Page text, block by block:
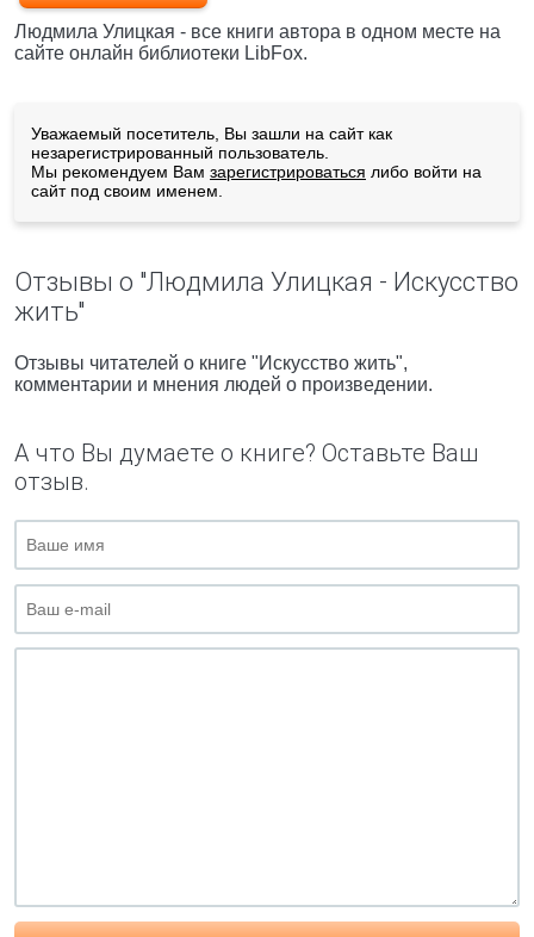
Людмила Улицкая - все книги автора в одном месте на
сайте онлайн библиотеки LibFox.
Уважаемый посетитель, Вы зашли на сайт как
незарегистрированный пользователь.
Мы рекомендуем Вам зарегистрироваться либо войти на
сайт под своим именем.
Отзывы о "Людмила Улицкая - Искусство
жить"
Отзывы читателей о книге "Искусство жить",
комментарии и мнения людей о произведении.
А что Вы думаете о книге? Оставьте Ваш
отзыв.